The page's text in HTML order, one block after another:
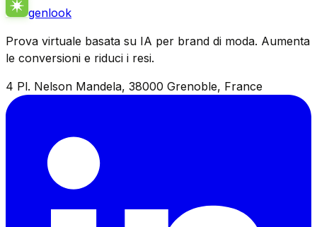
genlook
Prova virtuale basata su IA per brand di moda. Aumenta
le conversioni e riduci i resi.
4 Pl. Nelson Mandela, 38000 Grenoble, France